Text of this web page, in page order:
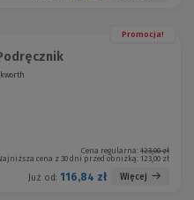
Promocja!
Cena regularna: 123,00 zł
cena z 30 dni przed obniżką:123,00 zł
Już od: 116,84 zł Więcej